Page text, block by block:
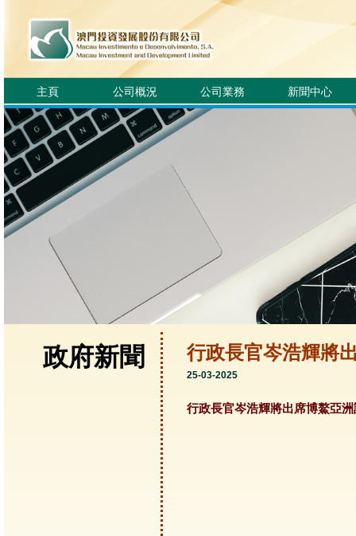
主頁 公司概況 公司業務 新聞中心
政府新聞 行政長官岑浩輝將
25-03-2025
行政長官岑浩輝將出席博鰲亞